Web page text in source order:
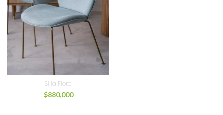
Silla Flora
$880,000